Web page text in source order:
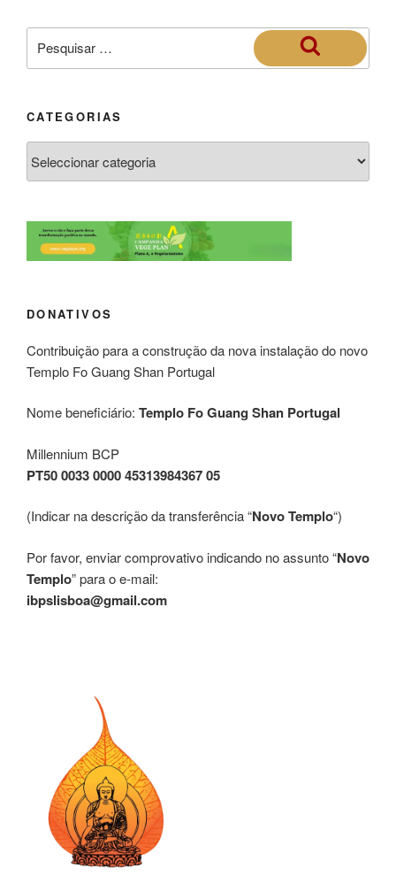
CATEGORIAS
DONATIVOS
Contribuição para a construção da nova instalação do novo
Templo Fo Guang Shan Portugal
Nome beneficiário: Templo Fo Guang Shan Portugal
Millennium BCP
PT50 0033 0000 45313984367 05
(Indicar na descrição da transferência “Novo Templo“)
Por favor, enviar comprovativo indicando no assunto “Novo
Templo” para o e-mail:
ibpslisboa@gmail.com